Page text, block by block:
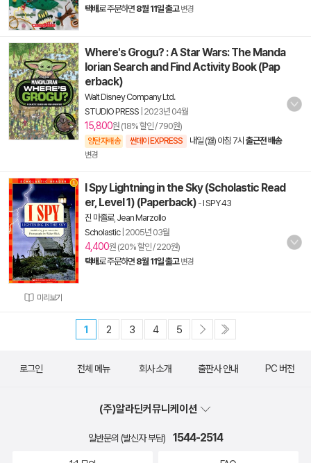
택배로 주문하면 8월 11일 출고 변경
Where's Grogu? : A Star Wars: The Manda
lorian Search and Find Activity Book (Pap
erback)
Walt Disney Company Ltd.
STUDIO PRESS 2023년 04월
15,800원 (18% 할인 / 790원)
양탄자배송 썬데이 EXPRESS 내일 (월) 아침 7시 출근전 배송
변경
미리보기
I Spy Lightning in the Sky (Scholastic Read
er, Level 1) (Paperback) -I SPY 43
진 마졸로, Jean Marzollo
Scholastic| 2005년 03월
4,400원 (20% 할인 / 220원)
택배로 주문하면 8월 11일 출고 변경
1 2 3 4 5
로그인 전체 메뉴 회사 소개 출판사 안내 PC 버전
(주)알라딘커뮤니케이션
일반문의 (발신자 부담) 1544-2514